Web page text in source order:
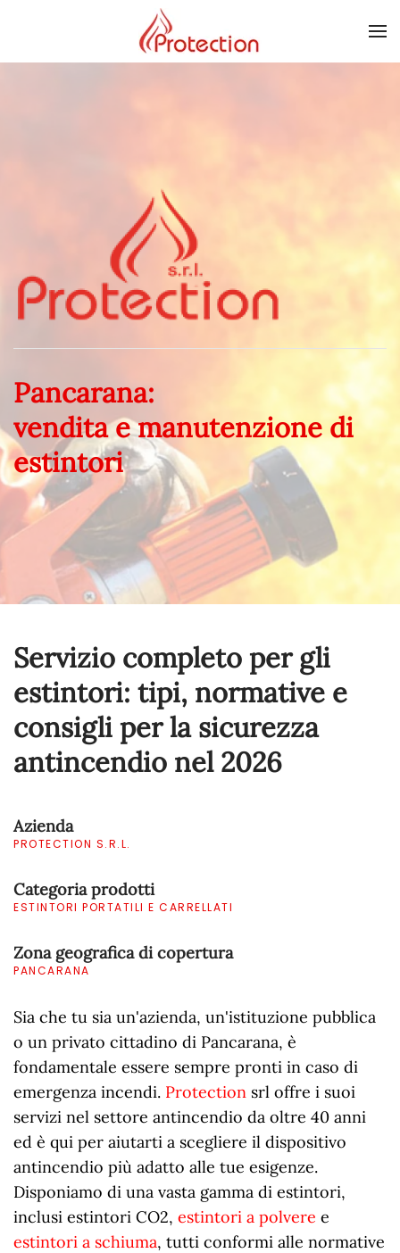
Skip to main content
Pancarana:
vendita e manutenzione di
estintori
Servizio completo per gli
estintori: tipi, normative e
consigli per la sicurezza
antincendio nel 2026
Azienda
PROTECTION S.R.L.
Categoria prodotti
ESTINTORI PORTATILI E CARRELLATI
Zona geografica di copertura
PANCARANA
Sia che tu sia un'azienda, un'istituzione pubblica
o un privato cittadino di Pancarana, è
fondamentale essere sempre pronti in caso di
emergenza incendi. Protection srl offre i suoi
servizi nel settore antincendio da oltre 40 anni
ed è qui per aiutarti a scegliere il dispositivo
antincendio più adatto alle tue esigenze.
Disponiamo di una vasta gamma di estintori,
inclusi estintori CO2, estintori a polvere e
estintori a schiuma, tutti conformi alle normative